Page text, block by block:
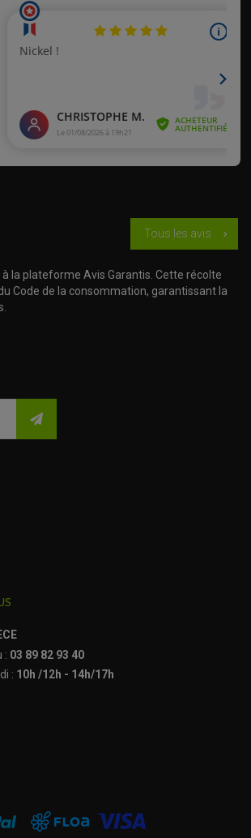
Tous les avis chevron_right
la plateforme Avis Garantis. Cette récolte
Code de la consommation, garantissant la
: 03 89 82 93 40
: 10h /12h - 14h/17h